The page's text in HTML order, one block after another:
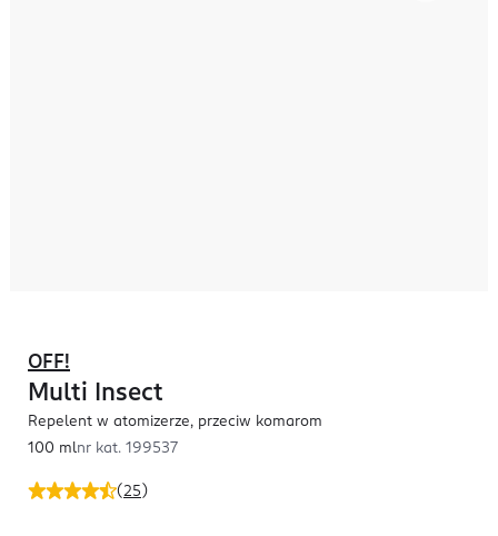
(25 )
OFF!
Multi Insect
Repelent w atomizerze, przeciw komarom
100 mlnr kat. 199537